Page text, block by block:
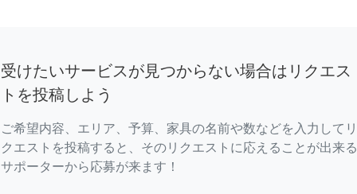
受けたいサービスが見つからない場合はリクエス
トを投稿しよう
ご希望内容、エリア、予算、家具の名前や数などを入力してリ
クエストを投稿すると、そのリクエストに応えることが出来る
サポーターから応募が来ます！